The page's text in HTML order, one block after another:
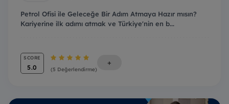
Petrol Ofisi ile Geleceğe Bir Adım Atmaya Hazır mısın?
Kariyerine ilk adımı atmak ve Türkiye'nin en b...
SCORE
5.0 (5 Değerlendirme)
+